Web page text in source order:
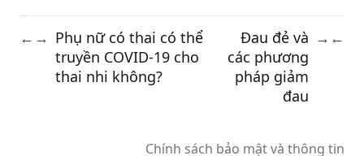
← → Phụ nữ có thai có thể
truyền COVID-19 cho
thai nhi không?
Đau đẻ và
các phương
pháp giảm
đau
→ ←
Chính sách bảo mật và thông tin